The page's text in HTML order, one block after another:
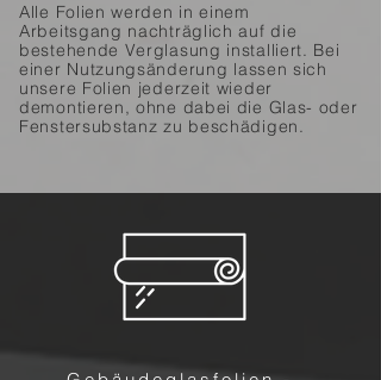
Alle Folien werden in einem
Arbeitsgang nachträglich auf die
bestehende Verglasung installiert. Bei
einer Nutzungsänderung lassen sich
unsere Folien jederzeit wieder
demontieren, ohne dabei die Glas- oder
Fenstersubstanz zu beschädigen.